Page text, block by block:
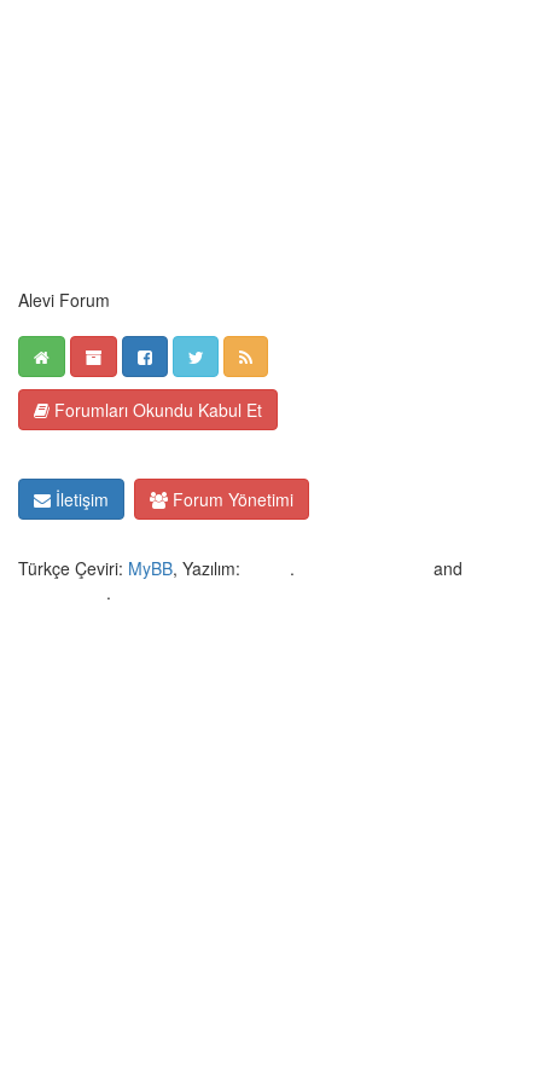
Alevi Forum
Forumları Okundu Kabul Et
İletişim Forum Yönetimi
Türkçe Çeviri: MyBB, Yazılım: .
and
.